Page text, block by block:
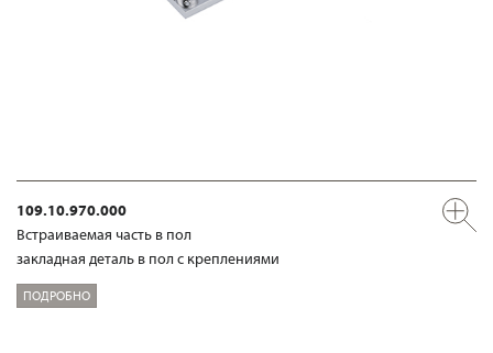
109.10.970.000
Встраиваемая часть в пол
закладная деталь в пол с креплениями
ПОДРОБНО